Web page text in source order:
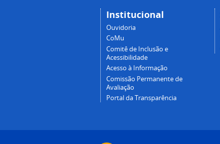
Institucional
Ouvidoria
CoMu
Comitê de Inclusão e
Acessibilidade
Acesso à Informação
Comissão Permanente de
Avaliação
Portal da Transparência